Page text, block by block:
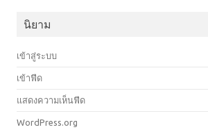
นิยาม
เข้าสู่ระบบ
เข้าฟีด
แสดงความเห็นฟีด
WordPress.org